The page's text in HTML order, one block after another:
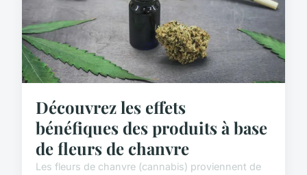
Découvrez les effets
bénéfiques des produits à base
de fleurs de chanvre
Les fleurs de chanvre (cannabis) proviennent de